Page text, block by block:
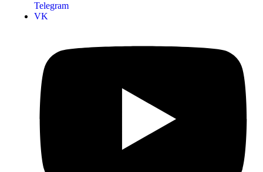
Telegram
VK